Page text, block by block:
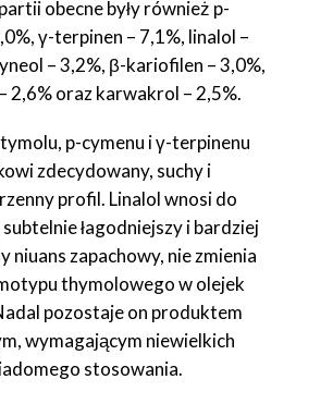
obecne były również p-
γ-terpinen – 7,1%, linalol –
– 3,2%, β-kariofilen – 3,0%,
2,6% oraz karwakrol – 2,5%.
tymolu, p-cymenu i γ-terpinenu
zdecydowany, suchy i
profil. Linalol wnosi do
łagodniejszy i bardziej
niuans zapachowy, nie zmienia
thymolowego w olejek
pozostaje on produktem
wymagającym niewielkich
stosowania.